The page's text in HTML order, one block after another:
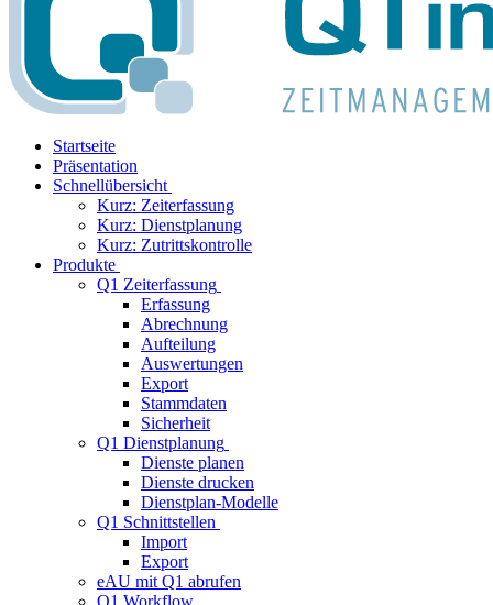
Startseite
Präsentation
Schnellübersicht
Kurz: Zeiterfassung
Kurz: Dienstplanung
Kurz: Zutrittskontrolle
Produkte
Q1 Zeiterfassung
Erfassung
Abrechnung
Aufteilung
Auswertungen
Export
Stammdaten
Sicherheit
Q1 Dienstplanung
Dienste planen
Dienste drucken
Dienstplan-Modelle
Q1 Schnittstellen
Import
Export
eAU mit Q1 abrufen
Q1 Workflow